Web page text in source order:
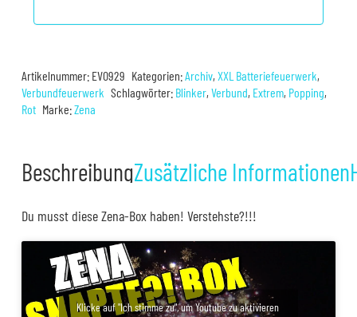
Artikelnummer: EV0929 Kategorien:Archiv,XXL Batteriefeuerwerk,
Verbundfeuerwerk Schlagwörter: Blinker,Verbund, Extrem, Popping,
Rot Marke:Zena
BeschreibungZusätzliche Informationen
Du musst diese Zena-Box haben! Verstehste?!!!
Klicke auf "Ich stimme zu", um Youtube zu aktivieren